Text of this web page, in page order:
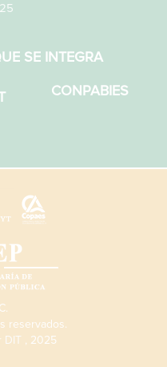
SE INTEGRA
CONPABIES
reservados.
DIT , 2025